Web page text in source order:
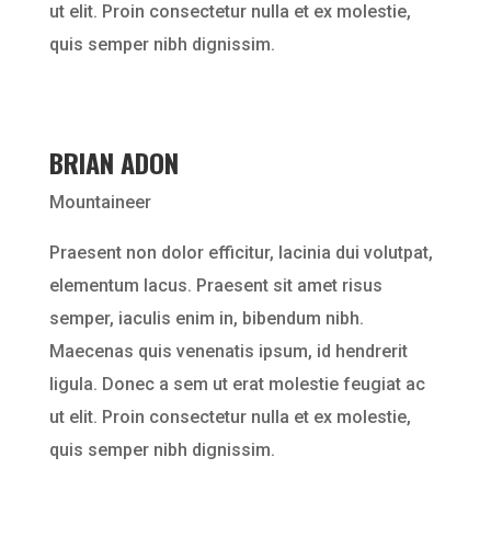
ut elit. Proin consectetur nulla et ex molestie,
quis semper nibh dignissim.
BRIAN ADON
Mountaineer
Praesent non dolor efficitur, lacinia dui volutpat,
elementum lacus. Praesent sit amet risus
semper, iaculis enim in, bibendum nibh.
Maecenas quis venenatis ipsum, id hendrerit
ligula. Donec a sem ut erat molestie feugiat ac
ut elit. Proin consectetur nulla et ex molestie,
quis semper nibh dignissim.